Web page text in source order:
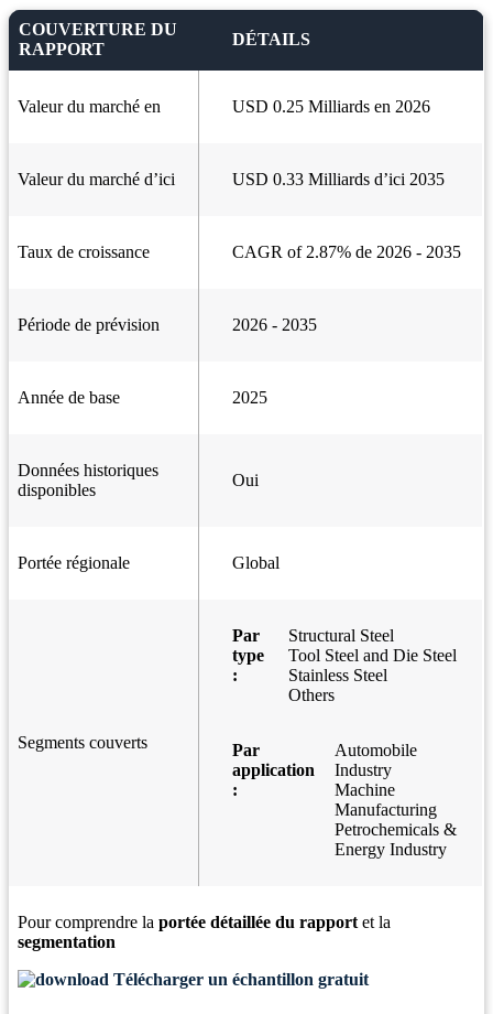
COUVERTURE DU
RAPPORT
DÉTAILS
Valeur du marché en USD 0.25 Milliards en 2026
Valeur du marché d’ici USD 0.33 Milliards d’ici 2035
Taux de croissance CAGR of 2.87% de 2026 - 2035
Période de prévision 2026 - 2035
Année de base 2025
Données historiques
disponibles
Oui
Portée régionale Global
Segments couverts
Par
type
:
Structural Steel
Tool Steel and Die Steel
Stainless Steel
Others
Par
application
:
Automobile
Industry
Machine
Manufacturing
Petrochemicals &
Energy Industry
Pour comprendre la portée détaillée du rapport et la
segmentation
Télécharger un échantillon gratuit